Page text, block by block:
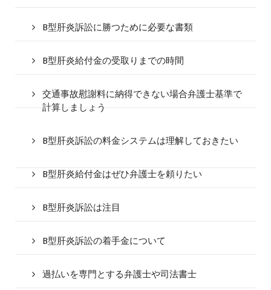
B型肝炎訴訟に勝つために必要な書類
B型肝炎給付金の受取りまでの時間
交通事故慰謝料に納得できない場合弁護士基準で
計算しましょう
B型肝炎訴訟の料金システムは理解しておきたい
B型肝炎給付金はぜひ弁護士を頼りたい
B型肝炎訴訟は注目
B型肝炎訴訟の着手金について
過払いを専門とする弁護士や司法書士